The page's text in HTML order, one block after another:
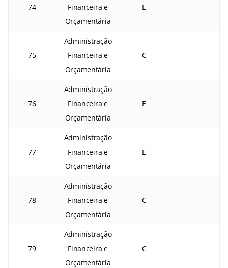
74
Financeira e
Orçamentária
E
75
Administração
Financeira e
Orçamentária
C
76
Administração
Financeira e
Orçamentária
E
77
Administração
Financeira e
Orçamentária
E
78
Administração
Financeira e
Orçamentária
C
79
Administração
Financeira e
Orçamentária
C